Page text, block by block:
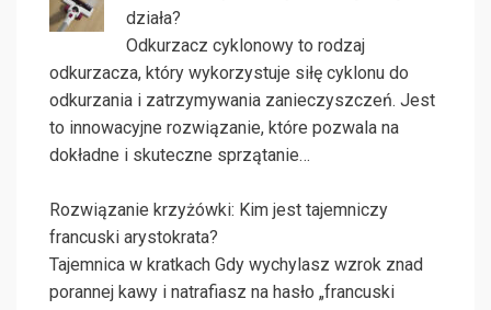
działa?
Odkurzacz cyklonowy to rodzaj
odkurzacza, który wykorzystuje siłę cyklonu do
odkurzania i zatrzymywania zanieczyszczeń. Jest
to innowacyjne rozwiązanie, które pozwala na
dokładne i skuteczne sprzątanie…
Rozwiązanie krzyżówki: Kim jest tajemniczy
francuski arystokrata?
Tajemnica w kratkach Gdy wychylasz wzrok znad
porannej kawy i natrafiasz na hasło „francuski